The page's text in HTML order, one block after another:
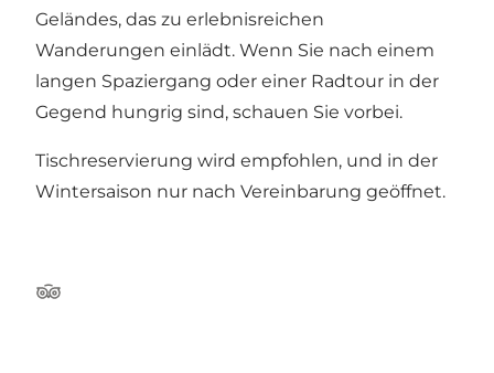
Geländes, das zu erlebnisreichen
Wanderungen einlädt. Wenn Sie nach einem
langen Spaziergang oder einer Radtour in der
Gegend hungrig sind, schauen Sie vorbei.
Tischreservierung wird empfohlen, und in der
Wintersaison nur nach Vereinbarung geöffnet.
Tripadvisor